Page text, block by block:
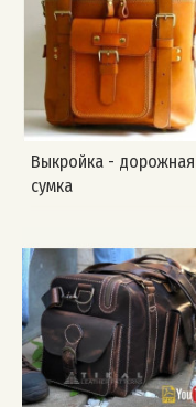
Выкройка - дорожная
сумка